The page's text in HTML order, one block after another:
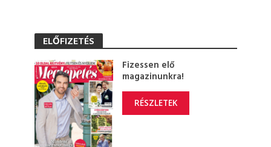
ELŐFIZETÉS
Fizessen elő
magazinunkra!
RÉSZLETEK